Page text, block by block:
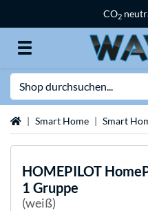
CO2
StartseiteSmart Home Smart
HOMEPILOT
1 Gruppe
(weiß)